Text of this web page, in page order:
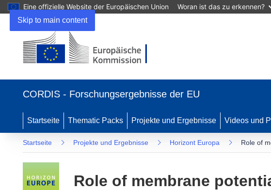
Skip to main content
Eine offizielle Website der Europäischen Union Woran ist das zu erkennen?
CORDIS - Forschungsergebnisse der EU
Startseite Thematic Packs Projekte und Ergebnisse Videos und
Startseite Projekte und Ergebnisse Horizont Europa Role of
Role of membrane